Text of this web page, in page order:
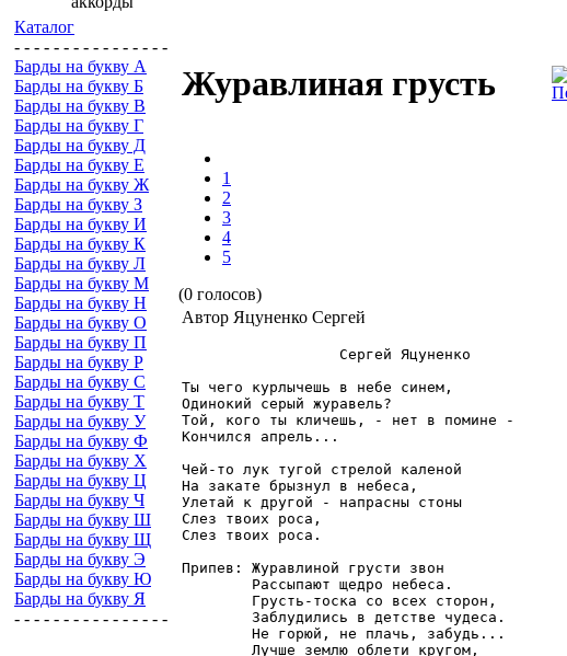
Каталог
- - - - - - - - - - - - - - - -
Барды на букву А
Барды на букву Б
Барды на букву В
Барды на букву Г
Барды на букву Д
Барды на букву Е
Барды на букву Ж
Барды на букву З
Барды на букву И
Барды на букву К
Барды на букву Л
Барды на букву М
Барды на букву Н
Барды на букву О
Барды на букву П
Барды на букву Р
Барды на букву С
Барды на букву Т
Барды на букву У
Барды на букву Ф
Барды на букву Х
Барды на букву Ц
Барды на букву Ч
Барды на букву Ш
Барды на букву Щ
Барды на букву Э
Барды на букву Ю
Барды на букву Я
- - - - - - - - - - - - - - - -
Журавлиная грусть
1
2
3
4
5
(0 голосов)
Автор Яцуненко Сергей
                  Сергей Яцуненко
Ты чего курлычешь в небе синем,
Одинокий серый журавель?
Той, кого ты кличешь, - нет в помине -
Кончился апрель...
Чей-то лук тугой стрелой каленой
На закате брызнул в небеса,
Улетай к другой - напрасны стоны
Слез твоих роса,
Слез твоих роса.
Припев: Журавлиной грусти звон
        Рассыпают щедро небеса.
        Грусть-тоска со всех сторон,
        Заблудились в детстве чудеса.
        Не горюй, не плачь, забудь...
        Лучше землю облети кругом,